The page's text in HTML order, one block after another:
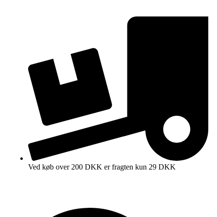
Ved køb over 200 DKK er fragten kun 29 DKK